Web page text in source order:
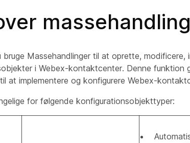
Massehandlinger til at oprette, modificere,
i Webex-kontaktcenter. Denne funktion
at implementere og konfigurere Webex-
for følgende konfigurationsobjekttyper: